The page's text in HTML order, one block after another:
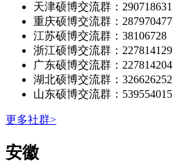
天津硕博交流群：290718631
重庆硕博交流群：287970477
江苏硕博交流群：38106728
浙江硕博交流群：227814129
广东硕博交流群：227814204
湖北硕博交流群：326626252
山东硕博交流群：539554015
更多社群>
‌‌安徽